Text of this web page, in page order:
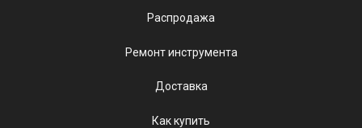
Распродажа
Ремонт инструмента
Доставка
Как купить